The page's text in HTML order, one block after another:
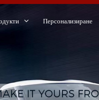
Персонализиране